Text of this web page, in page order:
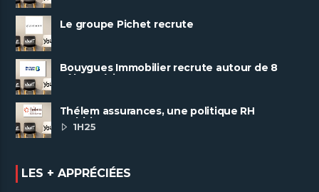
Le groupe Pichet recrute
Bouygues Immobilier recrute autour de 8
pôles métiers
Thélem assurances, une politique RH
ambitieuse
1H25
LES + APPRÉCIÉES